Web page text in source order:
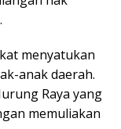
menyatukan
anak daerah.
Raya yang
memuliakan